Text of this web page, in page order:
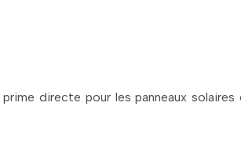
prime directe pour les panneaux